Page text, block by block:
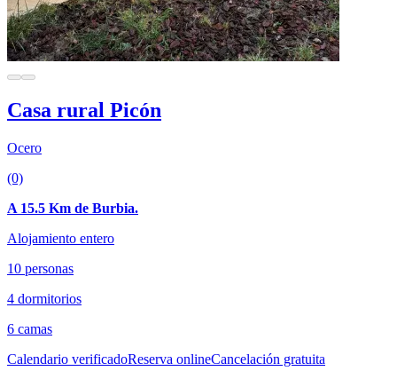
Casa rural Picón
Ocero
(0)
A 15.5 Km de Burbia.
Alojamiento entero
10 personas
4 dormitorios
6 camas
Calendario verificadoReserva onlineCancelación gratuita